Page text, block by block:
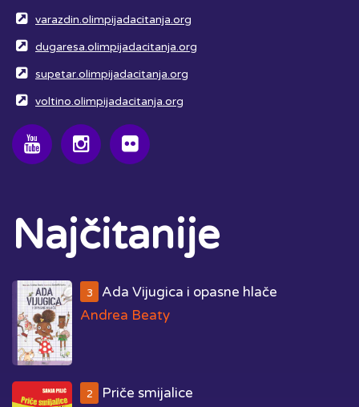
varazdin.olimpijadacitanja.org
dugaresa.olimpijadacitanja.org
supetar.olimpijadacitanja.org
voltino.olimpijadacitanja.org
Najčitanije
3
Ada Vijugica i opasne hlače
Andrea Beaty
2
Priče smijalice